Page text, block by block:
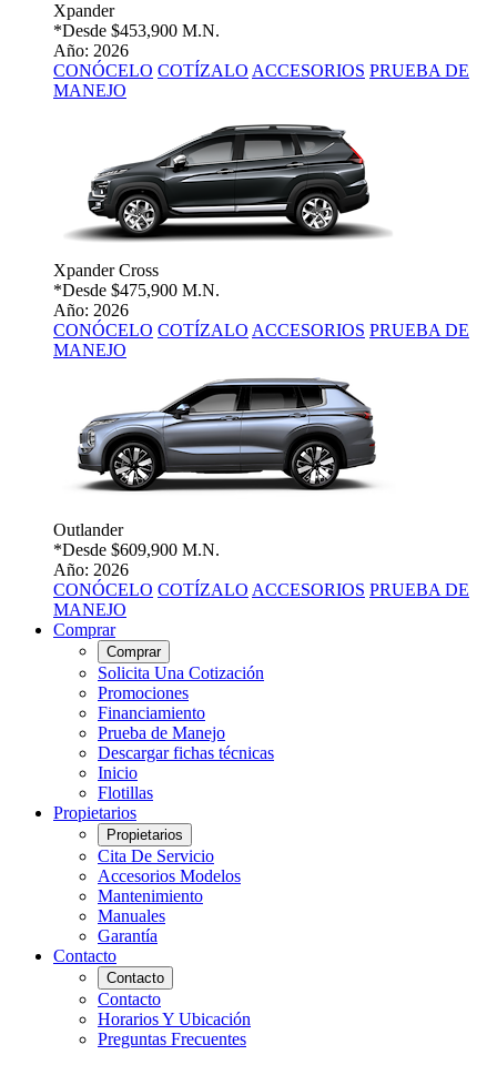
Xpander
*Desde $453,900 M.N.
Año: 2026
CONÓCELO COTÍZALO ACCESORIOS PRUEBA DE
MANEJO
Xpander Cross
*Desde $475,900 M.N.
Año: 2026
CONÓCELO COTÍZALO ACCESORIOS PRUEBA DE
MANEJO
Outlander
*Desde $609,900 M.N.
Año: 2026
CONÓCELO COTÍZALO ACCESORIOS PRUEBA DE
MANEJO
Comprar
Comprar
Solicita Una Cotización
Promociones
Financiamiento
Prueba de Manejo
Descargar fichas técnicas
Inicio
Flotillas
Propietarios
Propietarios
Cita De Servicio
Accesorios Modelos
Mantenimiento
Manuales
Garantía
Contacto
Contacto
Contacto
Horarios Y Ubicación
Preguntas Frecuentes